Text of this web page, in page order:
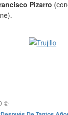
Pizarro
©